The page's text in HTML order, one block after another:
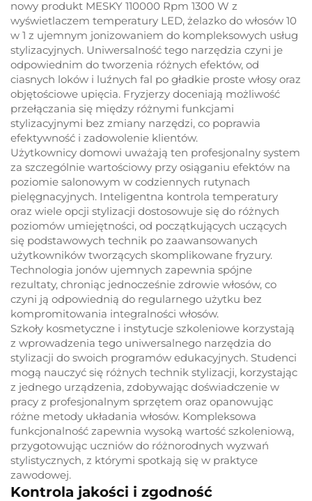
nowy produkt MESKY 110000 Rpm 1300 W z
wyświetlaczem temperatury LED, żelazko do włosów 10
w 1 z ujemnym jonizowaniem do kompleksowych usług
stylizacyjnych. Uniwersalność tego narzędzia czyni je
odpowiednim do tworzenia różnych efektów, od
ciasnych loków i luźnych fal po gładkie proste włosy oraz
objętościowe upięcia. Fryzjerzy doceniają możliwość
przełączania się między różnymi funkcjami
stylizacyjnymi bez zmiany narzędzi, co poprawia
efektywność i zadowolenie klientów.
Użytkownicy domowi uważają ten profesjonalny system
za szczególnie wartościowy przy osiąganiu efektów na
poziomie salonowym w codziennych rutynach
pielęgnacyjnych. Inteligentna kontrola temperatury
oraz wiele opcji stylizacji dostosowuje się do różnych
poziomów umiejętności, od początkujących uczących
się podstawowych technik po zaawansowanych
użytkowników tworzących skomplikowane fryzury.
Technologia jonów ujemnych zapewnia spójne
rezultaty, chroniąc jednocześnie zdrowie włosów, co
czyni ją odpowiednią do regularnego użytku bez
kompromitowania integralności włosów.
Szkoły kosmetyczne i instytucje szkoleniowe korzystają
z wprowadzenia tego uniwersalnego narzędzia do
stylizacji do swoich programów edukacyjnych. Studenci
mogą nauczyć się różnych technik stylizacji, korzystając
z jednego urządzenia, zdobywając doświadczenie w
pracy z profesjonalnym sprzętem oraz opanowując
różne metody układania włosów. Kompleksowa
funkcjonalność zapewnia wysoką wartość szkoleniową,
przygotowując uczniów do różnorodnych wyzwań
stylistycznych, z którymi spotkają się w praktyce
zawodowej.
Kontrola jakości i zgodność